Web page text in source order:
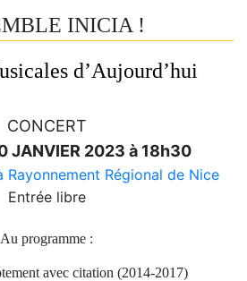
INICIA !
d’Aujourd’hui
CONCERT
JANVIER 2023 à 18h30
Rayonnement Régional de Nice
Entrée libre
Au programme :
avec citation (2014-2017)